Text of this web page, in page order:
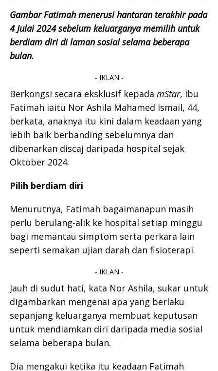
Gambar Fatimah menerusi hantaran terakhir pada
4 Julai 2024 sebelum keluarganya memilih untuk
berdiam diri di laman sosial selama beberapa
bulan.
- IKLAN -
Berkongsi secara eksklusif kepada mStar, ibu
Fatimah iaitu Nor Ashila Mahamed Ismail, 44,
berkata, anaknya itu kini dalam keadaan yang
lebih baik berbanding sebelumnya dan
dibenarkan discaj daripada hospital sejak
Oktober 2024.
Pilih berdiam diri
Menurutnya, Fatimah bagaimanapun masih
perlu berulang-alik ke hospital setiap minggu
bagi memantau simptom serta perkara lain
seperti semakan ujian darah dan fisioterapi.
- IKLAN -
Jauh di sudut hati, kata Nor Ashila, sukar untuk
digambarkan mengenai apa yang berlaku
sepanjang keluarganya membuat keputusan
untuk mendiamkan diri daripada media sosial
selama beberapa bulan.
Dia mengakui ketika itu keadaan Fatimah